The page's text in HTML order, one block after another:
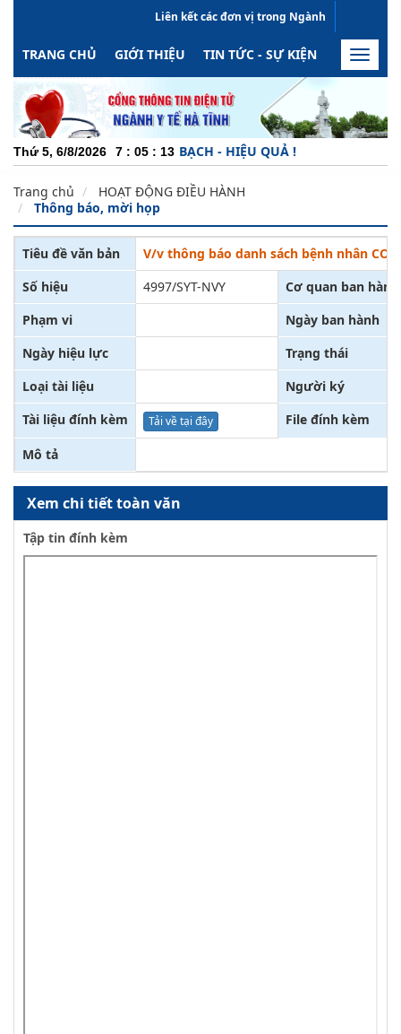
Liên kết các đơn vị trong Ngành
TRANG CHỦ GIỚI THIỆU TIN TỨC - SỰ KIỆN HOẠT
Toggle
Thứ 5, 6/8/2026 7 : 05 : 14
- NĂNG ĐỘNG - MINH BẠCH - HIỆU QUẢ !
Trang chủ
HOẠT ĐỘNG ĐIỀU HÀNH
Thông báo, mời họp
Tiêu đề văn bản
V/v thông báo danh sách bệnh nhân
Số hiệu
4997/SYT-NVY
Cơ quan ban hành
Phạm vi
Ngày ban hành
Ngày hiệu lực
Trạng thái
Loại tài liệu
Người ký
Tài liệu đính kèm
Tải về tại đây File đính kèm
Mô tả
Xem chi tiết toàn văn
Tập tin đính kèm